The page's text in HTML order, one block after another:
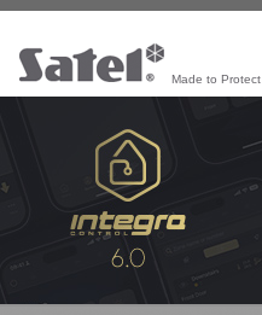
Made to Protect